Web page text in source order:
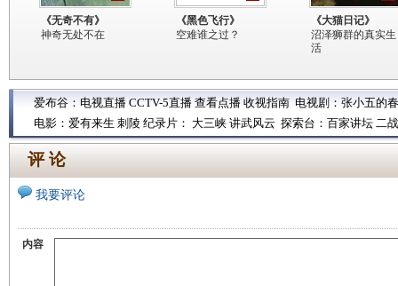
《无奇不有》
神奇无处不在
《黑色飞行》
空难谁之过？
《大猫日记》
沼泽狮群的真实生
活
爱布谷： 电视直播 CCTV-5直播 查看点播 收视指南 电视剧： 张小五的
电影： 爱有来生 刺陵 纪录片： 大三峡 讲武风云 探索台： 百家讲坛 二
评 论
我要评论
内容